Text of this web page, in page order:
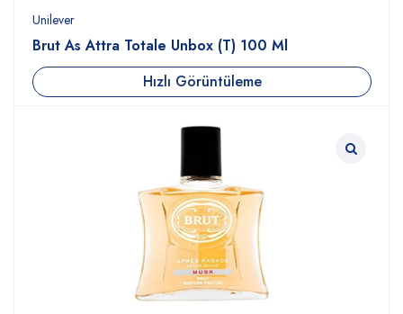
Unilever
Brut As Attra Totale Unbox (T) 100 Ml
Hızlı Görüntüleme